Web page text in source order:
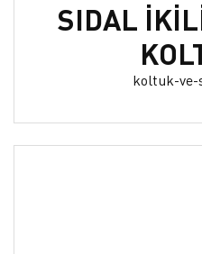
SIDAL
koltuk-ve-